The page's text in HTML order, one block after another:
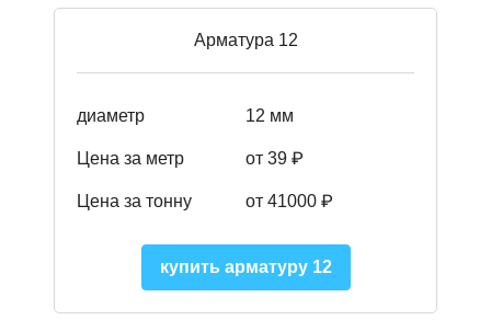
Арматура 12
диаметр 12 мм
Цена за метр от 39 ₽
Цена за тонну от 41000 ₽
купить арматуру 12